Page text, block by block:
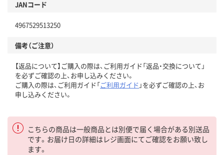
JANコード
4967529513250
備考（ご注意）
【返品について】ご購入の際は、ご利用ガイド「返品・交換について」
を必ずご確認の上、お申し込みください。
ご購入の際は、ご利用ガイド「ご利用ガイド 」を必ずご確認の上、お
申し込みください。
こちらの商品は一般商品とは別便で届く場合がある別送品
です。お届け日の詳細はレジ画面にてご確認をお願い致し
ます。